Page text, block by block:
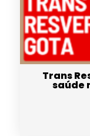
Trans
saúde